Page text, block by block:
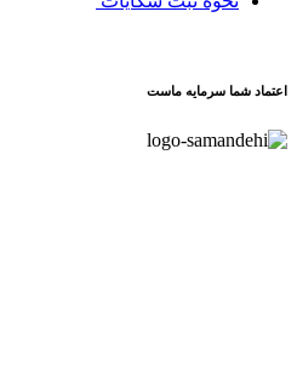
اعتماد شما سرمایه ماست